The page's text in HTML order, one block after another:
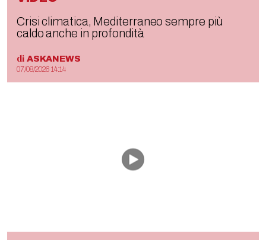
Crisi climatica, Mediterraneo sempre più
caldo anche in profondità
di ASKANEWS
07/08/2026 14:14